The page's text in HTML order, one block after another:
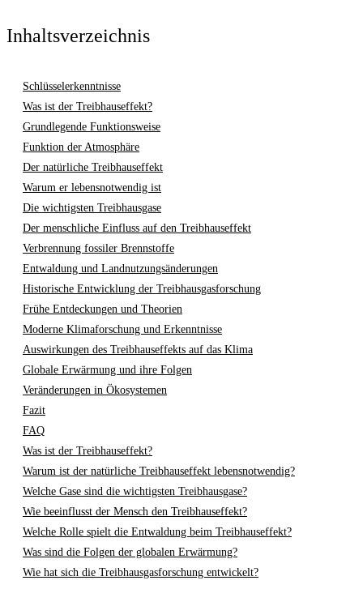
Inhaltsverzeichnis
Schlüsselerkenntnisse
Was ist der Treibhauseffekt?
Grundlegende Funktionsweise
Funktion der Atmosphäre
Der natürliche Treibhauseffekt
Warum er lebensnotwendig ist
Die wichtigsten Treibhausgase
Der menschliche Einfluss auf den Treibhauseffekt
Verbrennung fossiler Brennstoffe
Entwaldung und Landnutzungsänderungen
Historische Entwicklung der Treibhausgasforschung
Frühe Entdeckungen und Theorien
Moderne Klimaforschung und Erkenntnisse
Auswirkungen des Treibhauseffekts auf das Klima
Globale Erwärmung und ihre Folgen
Veränderungen in Ökosystemen
Fazit
FAQ
Was ist der Treibhauseffekt?
Warum ist der natürliche Treibhauseffekt lebensnotwendig?
Welche Gase sind die wichtigsten Treibhausgase?
Wie beeinflusst der Mensch den Treibhauseffekt?
Welche Rolle spielt die Entwaldung beim Treibhauseffekt?
Was sind die Folgen der globalen Erwärmung?
Wie hat sich die Treibhausgasforschung entwickelt?